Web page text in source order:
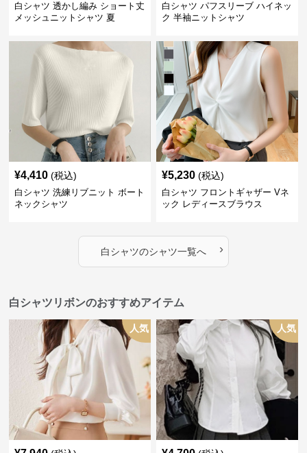
白シャツ 透かし編み ショート丈
メッシュニットシャツ 夏
白シャツ パフスリーブ ハイネッ
ク 半袖ニットシャツ
¥4,410 (税込)
白シャツ 洗練リブニット ボート
ネックシャツ
¥5,230 (税込)
白シャツ フロントギャザー Vネ
ック レディースブラウス
白シャツのシャツ一覧へ ›
白シャツリボンのおすすめアイテム
人気 人気